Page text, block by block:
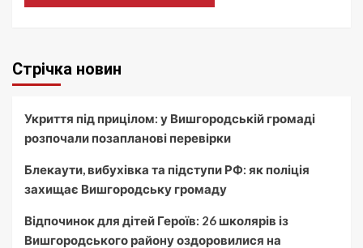
Стрічка новин
Укриття під прицілом: у Вишгородській громаді
розпочали позапланові перевірки
Блекаути, вибухівка та підступи РФ: як поліція
захищає Вишгородську громаду
Відпочинок для дітей Героїв: 26 школярів із
Вишгородського району оздоровилися на